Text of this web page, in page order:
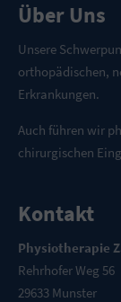
Über Uns
Unsere
orthopädischen,
Erkrankungen.
Auch führen wir
chirurgischen
Kontakt
Physiotherapie
Rehrhofer Weg 56
29633 Munster